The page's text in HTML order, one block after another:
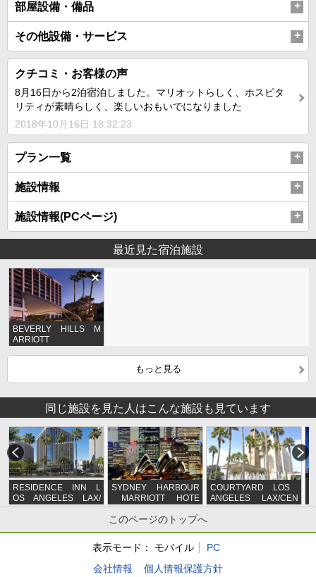
部屋設備・備品
その他設備・サービス
クチコミ・お客様の声
8月16日から2泊宿泊しました。マリオットらしく、ホスピタ
リティが素晴らしく、楽しいおもいでになりました
2018年10月16日 18:32:23
プラン一覧
施設情報
施設情報(PCページ)
最近見た宿泊施設
BEVERLY HILLS M
ARRIOTT
もっと見る
同じ施設を見た人はこんな施設も見ています
RESIDENCE INN L
OS ANGELES LAX/
CENTURY BOULEV
SYDNEY HARBOUR
MARRIOTT HOTE
L AT CIRCULAR
QUAY
COURTYARD LOS
ANGELES LAX/CEN
TURY BOULEVARD
このページのトップへ
表示モード： モバイル
PC
会社情報
個人情報保護方針